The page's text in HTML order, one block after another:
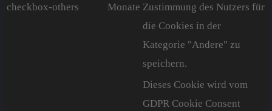
checkbox-others
Monate Zustimmung des Nutzers für
die Cookies in der
Kategorie "Andere" zu
speichern.
Dieses Cookie wird vom
GDPR Cookie Consent